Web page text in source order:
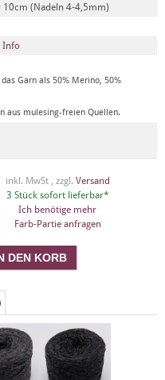
10cm (Nadeln 4-4,5mm)
Info
Garn als 50% Merino, 50%
aus mulesing-freien Quellen.
inkl. MwSt , zzgl. Versand
3 Stück sofort lieferbar*
Ich benötige mehr
Farb-Partie anfragen